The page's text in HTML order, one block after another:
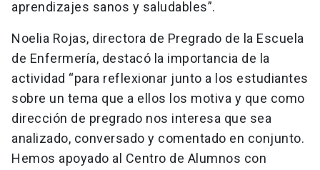
aprendizajes sanos y saludables”.
Noelia Rojas, directora de Pregrado de la Escuela
de Enfermería, destacó la importancia de la
actividad “para reflexionar junto a los estudiantes
sobre un tema que a ellos los motiva y que como
dirección de pregrado nos interesa que sea
analizado, conversado y comentado en conjunto.
Hemos apoyado al Centro de Alumnos con